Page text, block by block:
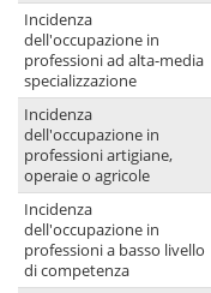
Incidenza
dell'occupazione in
professioni ad alta-media
specializzazione
Incidenza
dell'occupazione in
professioni artigiane,
operaie o agricole
Incidenza
dell'occupazione in
professioni a basso livello
di competenza